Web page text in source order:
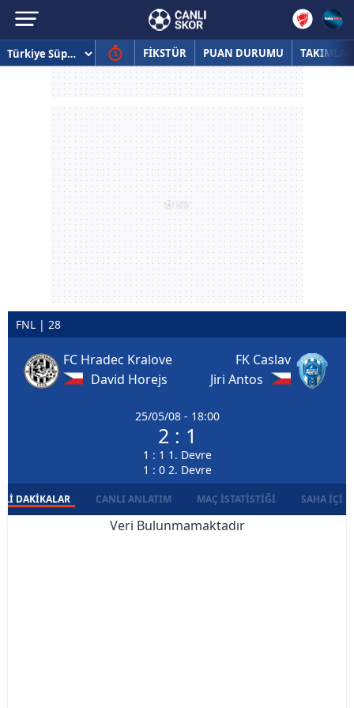
FİKSTÜR PUAN DURUMU TAKIMLAR
FNL | 28
FC Hradec Kralove
David Horejs
25/05/08 - 18:00
2 : 1
1 : 1 1. Devre
1 : 0 2. Devre
FK Caslav
Jiri Antos
DAKIKALAR CANLI ANLATIM MAÇ İSTATISTIĞI SAHA İÇI
Veri Bulunmamaktadır